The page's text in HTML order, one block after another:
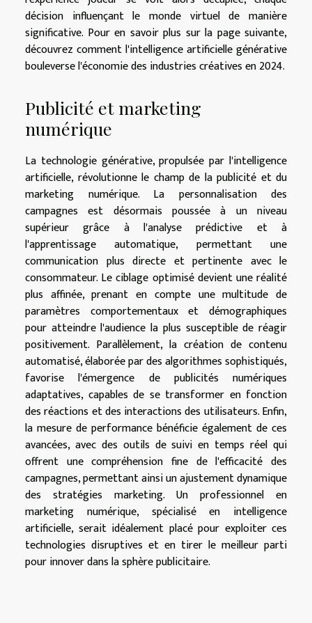
décision influençant le monde virtuel de manière
significative. Pour en savoir plus sur la page suivante,
découvrez comment l'intelligence artificielle générative
bouleverse l'économie des industries créatives en 2024.
Publicité et marketing
numérique
La technologie générative, propulsée par l'intelligence
artificielle, révolutionne le champ de la publicité et du
marketing numérique. La personnalisation des
campagnes est désormais poussée à un niveau
supérieur grâce à l'analyse prédictive et à
l'apprentissage automatique, permettant une
communication plus directe et pertinente avec le
consommateur. Le ciblage optimisé devient une réalité
plus affinée, prenant en compte une multitude de
paramètres comportementaux et démographiques
pour atteindre l'audience la plus susceptible de réagir
positivement. Parallèlement, la création de contenu
automatisé, élaborée par des algorithmes sophistiqués,
favorise l'émergence de publicités numériques
adaptatives, capables de se transformer en fonction
des réactions et des interactions des utilisateurs. Enfin,
la mesure de performance bénéficie également de ces
avancées, avec des outils de suivi en temps réel qui
offrent une compréhension fine de l'efficacité des
campagnes, permettant ainsi un ajustement dynamique
des stratégies marketing. Un professionnel en
marketing numérique, spécialisé en intelligence
artificielle, serait idéalement placé pour exploiter ces
technologies disruptives et en tirer le meilleur parti
pour innover dans la sphère publicitaire.